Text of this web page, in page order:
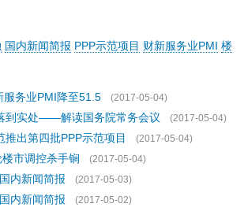
国内新闻简报 PPP示范项目 财新服务业PMI 楼
服务业PMI降至51.5
(2017-05-04)
到实处——解读国务院常务会议
(2017-05-04)
推出第四批PPP示范项目
(2017-05-04)
楼市调控杀手锏
(2017-05-04)
内新闻简报
(2017-05-03)
内新闻简报 (2017-05-02)